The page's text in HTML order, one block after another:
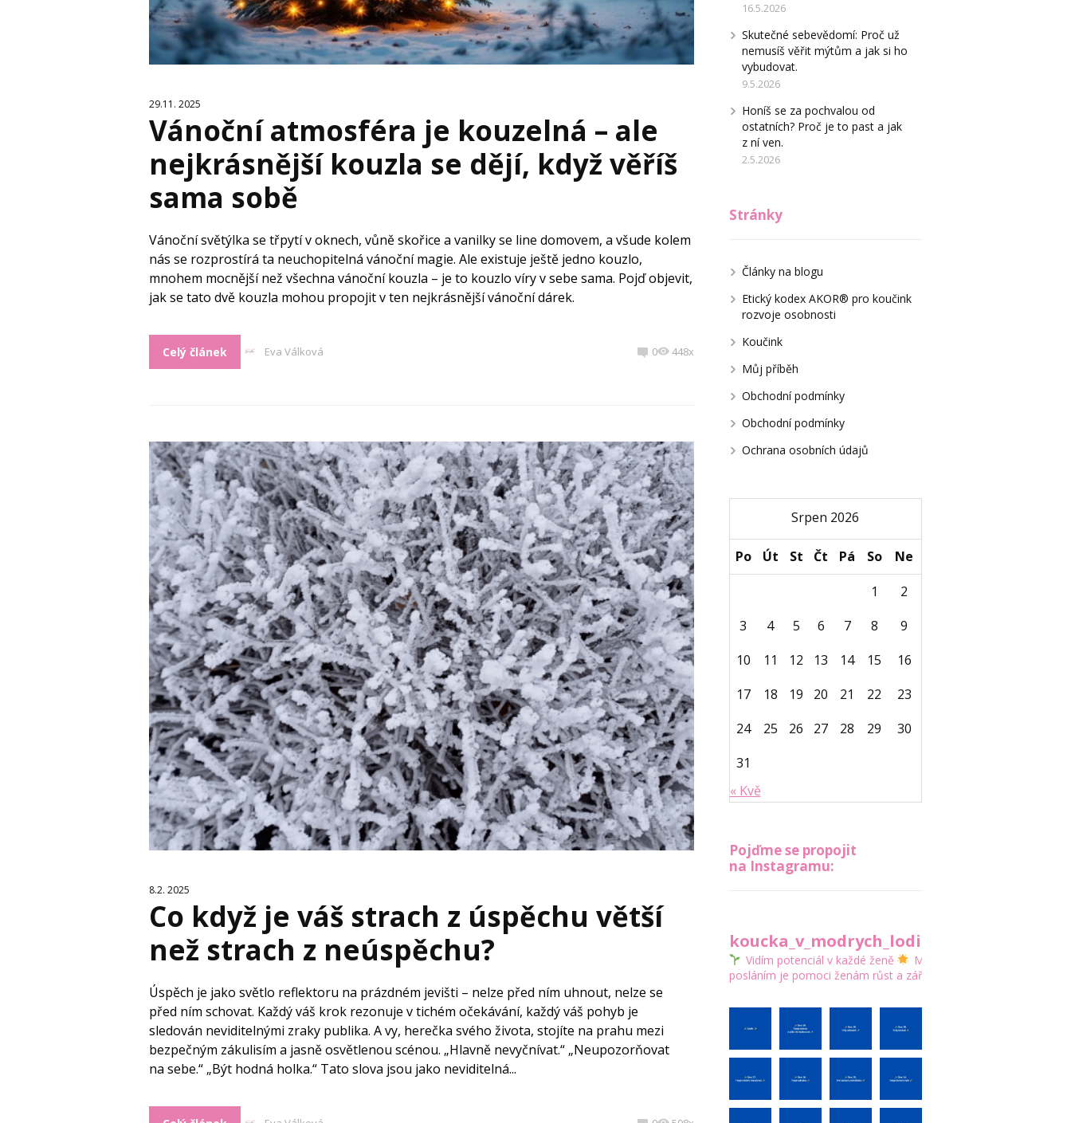
29.11. 2025
Vánoční atmosféra je kouzelná – ale
nejkrásnější kouzla se dějí, když věříš
sama sobě
Vánoční světýlka se třpytí v oknech, vůně skořice a vanilky se line domovem, a všude kolem
nás se rozprostírá ta neuchopitelná vánoční magie. Ale existuje ještě jedno kouzlo,
mnohem mocnější než všechna vánoční kouzla – je to kouzlo víry v sebe sama. Pojď objevit,
jak se tato dvě kouzla mohou propojit v ten nejkrásnější vánoční dárek.
Celý článek Eva Válková 0 448x
8.2. 2025
Co když je váš strach z úspěchu větší
než strach z neúspěchu?
Úspěch je jako světlo reflektoru na prázdném jevišti – nelze před ním uhnout, nelze se
před ním schovat. Každý váš krok rezonuje v tichém očekávání, každý váš pohyb je
sledován neviditelnými zraky publika. A vy, herečka svého života, stojíte na prahu mezi
bezpečným zákulisím a jasně osvětlenou scénou. „Hlavně nevyčnívat.“ „Neupozorňovat
na sebe.“ „Být hodná holka.“ Tato slova jsou jako neviditelná...
16.5.2026
Skutečné sebevědomí: Proč už
nemusíš věřit mýtům a jak si ho
vybudovat.
9.5.2026
Honíš se za pochvalou od
ostatních? Proč je to past a jak
z ní ven.
2.5.2026
Stránky
Články na blogu
Etický kodex AKOR® pro koučink
rozvoje osobnosti
Koučink
Můj příběh
Obchodní podmínky
Obchodní podmínky
Ochrana osobních údajů
Srpen 2026
Po Út St Čt Pá So
Ne
1
2
3
4 5 6 7 8
9
10
11 12 13 14 15
16
17
18 19 20 21 22
23
24
25 26 27 28 29
30
31
« Kvě
Pojďme se propojit
na Instagramu:
koucka_v_modrych_lodickach
Vidím potenciál v každé ženě
Mým
posláním je pomoci ženám růst a zářit